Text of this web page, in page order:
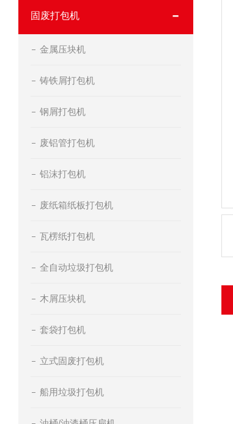
固废打包机
金属压块机
铸铁屑打包机
钢屑打包机
废铝管打包机
铝沫打包机
废纸箱纸板打包机
瓦楞纸打包机
全自动垃圾打包机
木屑压块机
套袋打包机
立式固废打包机
船用垃圾打包机